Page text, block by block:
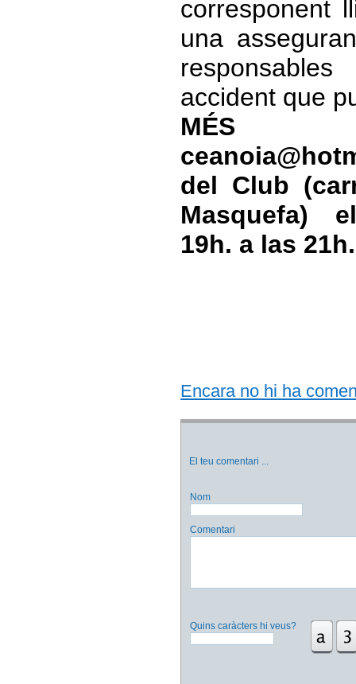
corresponent
una
accident que
MÉS
del Club
Masquefa)
19h. a las 21h.
Encara no hi ha
El teu comentari ...
Nom
Comentari
Quins caràcters hi veus?